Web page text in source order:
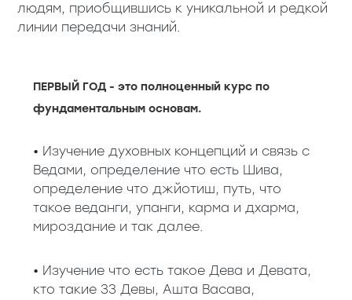
людям, приобщившись к уникальной и редкой
линии передачи знаний.
ПЕРВЫЙ ГОД - это полноценный курс по
фундаментальным основам.
• Изучение духовных концепций и связь с
Ведами, определение что есть Шива,
определение что джйотиш, путь, что
такое веданги, упанги, карма и дхарма,
мироздание и так далее.
• Изучение что есть такое Дева и Девата,
кто такие 33 Девы, Ашта Васава,